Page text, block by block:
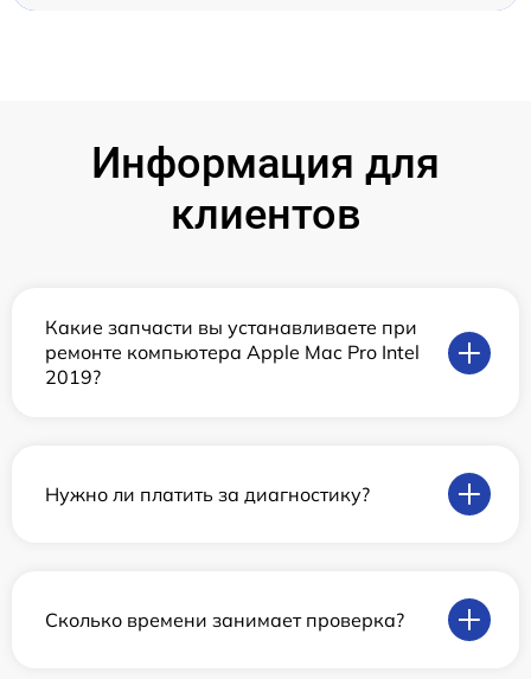
Информация для
клиентов
Какие запчасти вы устанавливаете при
ремонте компьютера Apple Mac Pro Intel
2019?
Нужно ли платить за диагностику?
Сколько времени занимает проверка?